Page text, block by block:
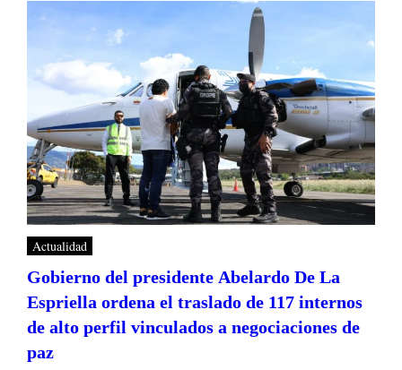
Actualidad
Gobierno del presidente Abelardo De La
Espriella ordena el traslado de 117 internos
de alto perfil vinculados a negociaciones de
paz